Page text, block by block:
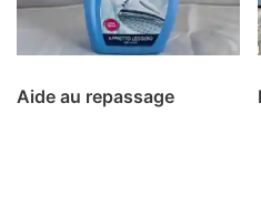
Aide au repassage